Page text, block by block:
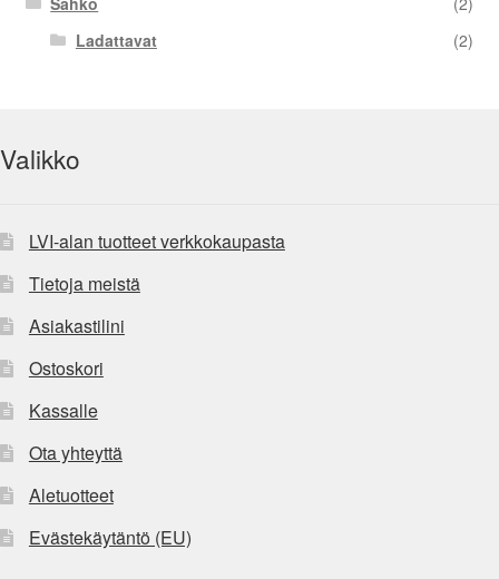
Ladattavat
(2)
Valikko
LVI-alan tuotteet verkkokaupasta
Tietoja meistä
Asiakastilini
Ostoskori
Kassalle
Ota yhteyttä
Aletuotteet
Evästekäytäntö (EU)